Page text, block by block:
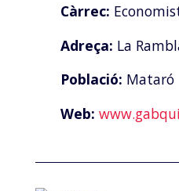
Càrrec:
Adreça: La
Població: Mataró
Web: